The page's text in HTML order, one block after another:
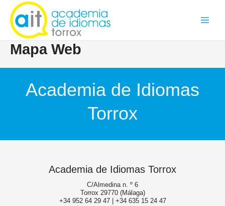
contenido
Menu
Mapa Web
Academia de Idiomas
Torrox
Academia de Idiomas Torrox
C/Almedina n. º 6
Torrox 29770 (Málaga)
+34 952 64 29 47| +34 635 15 24 47